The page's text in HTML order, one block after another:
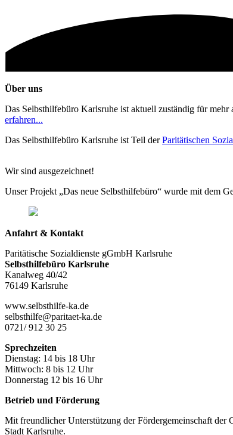
Über uns
Das Selbsthilfebüro Karlsruhe ist aktuell zuständig für
erfahren...
Das Selbsthilfebüro Karlsruhe ist Teil derParitätischen
Wir sind ausgezeichnet!
Unser Projekt „Das neue Selbsthilfebüro“ wurde mit dem
Anfahrt & Kontakt
Paritätische Sozialdienste gGmbH Karlsruhe
Selbsthilfebüro Karlsruhe
Kanalweg 40/42
76149 Karlsruhe
www.selbsthilfe-ka.de
selbsthilfe@paritaet-ka.de
0721/ 912 30 25
Sprechzeiten
Dienstag: 14 bis 18 Uhr
Mittwoch: 8 bis 12 Uhr
Donnerstag 12 bis 16 Uhr
Betrieb und Förderung
Mit freundlicher Unterstützung der Fördergemeinschaft der
Stadt Karlsruhe.